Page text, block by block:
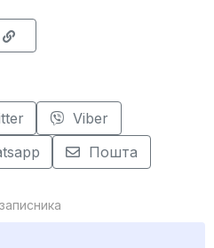
Viber
Пошта